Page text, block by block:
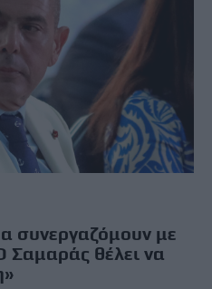
συνεργαζόμουν με
Σαμαράς θέλει να